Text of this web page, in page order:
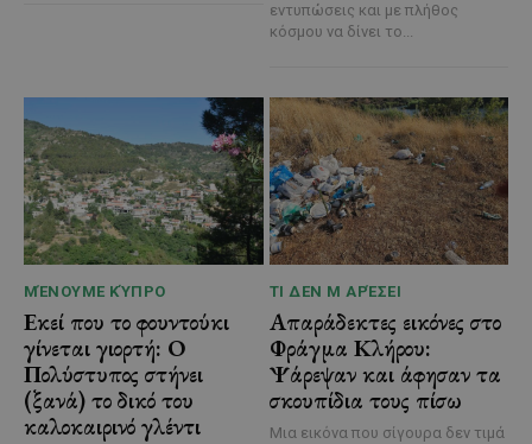
εντυπώσεις και με πλήθος
κόσμου να δίνει το...
ΜΈΝΟΥΜΕ ΚΎΠΡΟ
Εκεί που το φουντούκι
γίνεται γιορτή: Ο
Πολύστυπος στήνει
(ξανά) το δικό του
καλοκαιρινό γλέντι
ΤΙ ΔΕΝ Μ ΑΡΈΣΕΙ
Απαράδεκτες εικόνες στο
Φράγμα Κλήρου:
Ψάρεψαν και άφησαν τα
σκουπίδια τους πίσω
Μια εικόνα που σίγουρα δεν τιμά